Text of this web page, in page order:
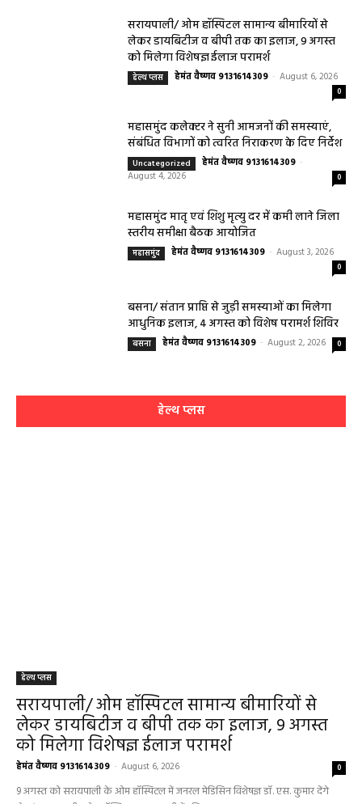
सरायपाली/ ओम हॉस्पिटल सामान्य बीमारियों से
लेकर डायबिटीज व बीपी तक का इलाज, 9 अगस्त
को मिलेगा विशेषज्ञ ईलाज परामर्श
हेल्थ प्लस हेमंत वैष्णव 9131614309 - August 6, 2026
0
महासमुंद कलेक्टर ने सुनी आमजनों की समस्याएं,
संबंधित विभागों को त्वरित निराकरण के दिए निर्देश
Uncategorized हेमंत वैष्णव 9131614309 -
August 4, 2026
0
महासमुंद मातृ एवं शिशु मृत्यु दर में कमी लाने जिला
स्तरीय समीक्षा बैठक आयोजित
महासमुंद हेमंत वैष्णव 9131614309 - August 3, 2026
0
बसना/ संतान प्राप्ति से जुड़ी समस्याओं का मिलेगा
आधुनिक इलाज, 4 अगस्त को विशेष परामर्श शिविर
बसना हेमंत वैष्णव 9131614309 - August 2, 2026 0
हेल्थ प्लस
हेल्थ प्लस
सरायपाली/ ओम हॉस्पिटल सामान्य बीमारियों से
लेकर डायबिटीज व बीपी तक का इलाज, 9 अगस्त
को मिलेगा विशेषज्ञ ईलाज परामर्श
हेमंत वैष्णव 9131614309 - August 6, 2026 0
9 अगस्त को सरायपाली के ओम हॉस्पिटल में जनरल मेडिसिन विशेषज्ञ डॉ. एस. कुमार देंगे